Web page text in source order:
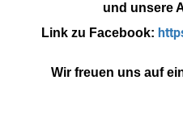
und unsere
Link zu Facebook:
Wir freuen uns auf